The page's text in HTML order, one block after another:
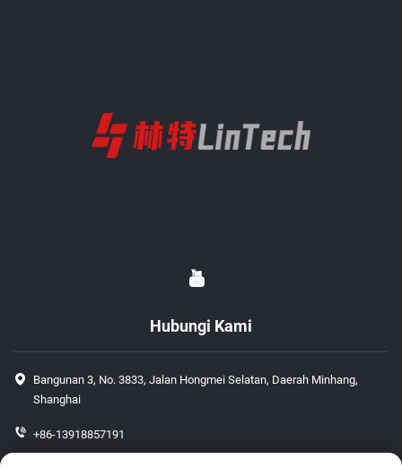
Hubungi Kami
Bangunan 3, No. 3833, Jalan Hongmei Selatan, Daerah Minhang,
Shanghai
+86-13918857191